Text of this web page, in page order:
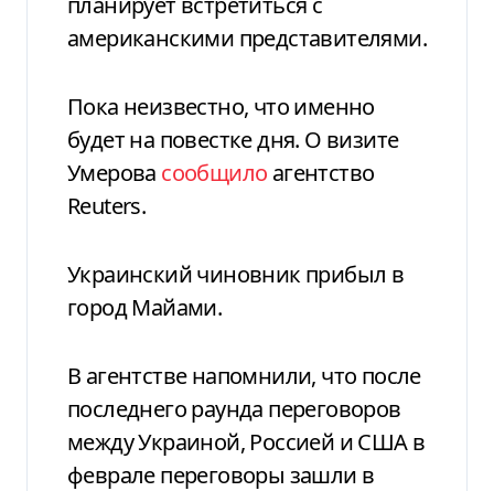
американскими представителями.
Пока неизвестно, что именно
будет на повестке дня. О визите
Умерова сообщило агентство
Reuters.
Украинский чиновник прибыл в
город Майами.
В агентстве напомнили, что после
последнего раунда переговоров
между Украиной, Россией и США в
феврале переговоры зашли в